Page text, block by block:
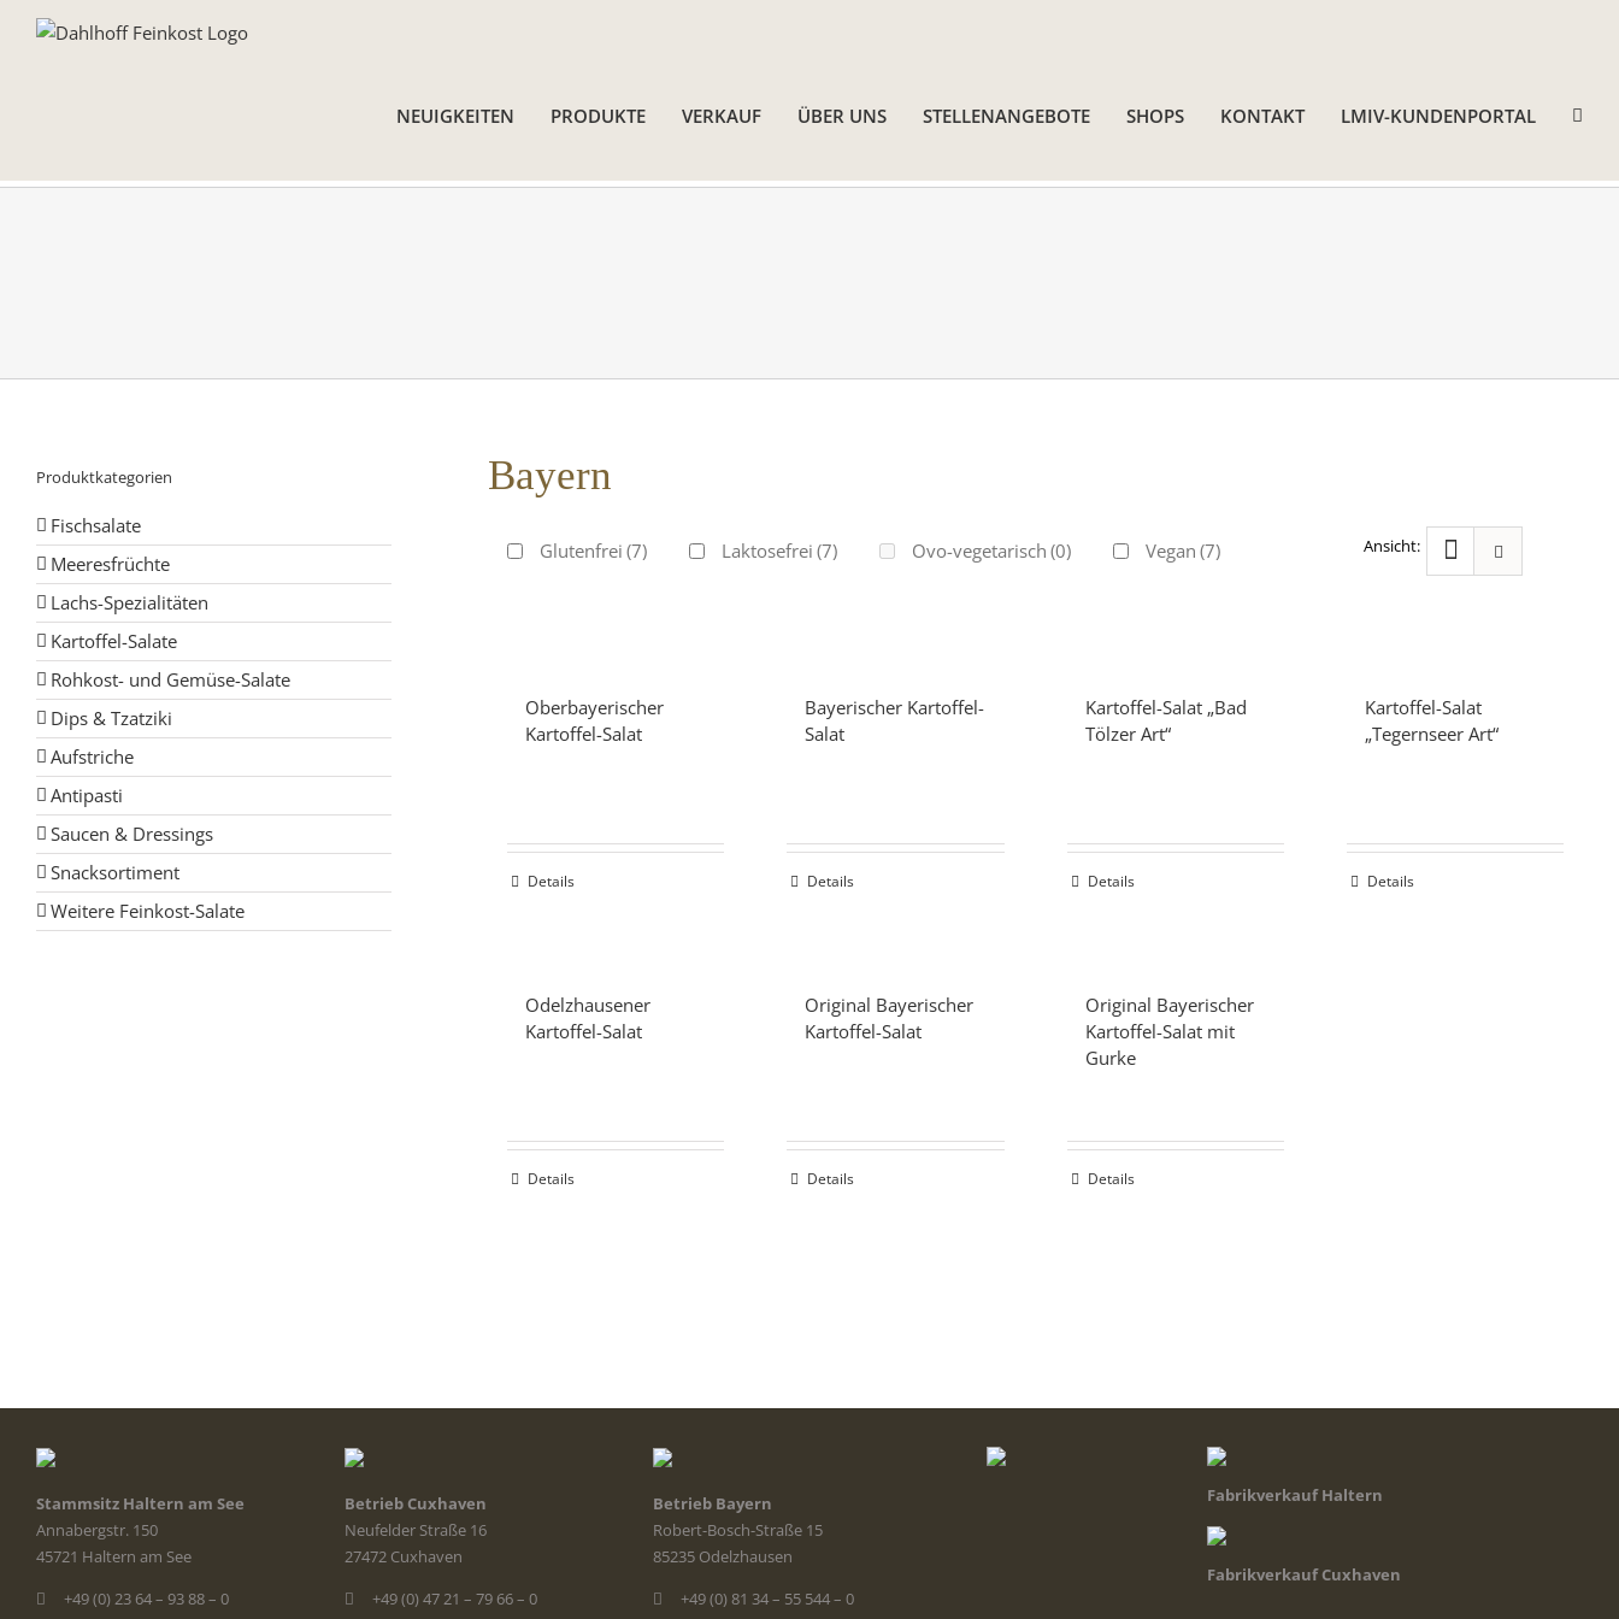
NEUIGKEITEN
PRODUKTE VERKAUF ÜBER UNS STELLENANGEBOTE SHOPS KONTAKT LMIV-KUNDENPORTAL
Bayern
Glutenfrei (7) Laktosefrei (7) Ovo-vegetarisch (0) Vegan (7)
Oberbayerischer
Kartoffel-Salat
Details
Bayerischer Kartoffel-
Salat
Details
Kartoffel-Salat „Bad
Tölzer Art“
Details
Kartoffel-Salat
„Tegernseer Art“
Details
Odelzhausener
Kartoffel-Salat
Details
Original Bayerischer
Kartoffel-Salat
Details
Original Bayerischer
Kartoffel-Salat mit
Gurke
Details
Produktkategorien
Fischsalate
Meeresfrüchte
Lachs-Spezialitäten
Kartoffel-Salate
Rohkost- und Gemüse-Salate
Dips & Tzatziki
Aufstriche
Antipasti
Saucen & Dressings
Snacksortiment
Weitere Feinkost-Salate
Stammsitz Haltern am See
Annabergstr. 150
45721 Haltern am See
+49 (0) 23 64 – 93 88 – 0
Betrieb Cuxhaven
Neufelder Straße 16
27472 Cuxhaven
+49 (0) 47 21 – 79 66 – 0
Betrieb Bayern
Robert-Bosch-Straße 15
85235 Odelzhausen
+49 (0) 81 34 – 55 544 – 0
Fabrikverkauf Haltern
Fabrikverkauf Cuxhaven